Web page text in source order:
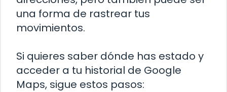
una forma de rastrear tus
movimientos.
Si quieres saber dónde has estado y
acceder a tu historial de Google
Maps, sigue estos pasos: